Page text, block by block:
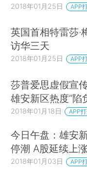
2018年01月25日 APP
英国首相特雷莎·
访华三天
2018年01月25日 APP
莎普爱思虚假宣
雄安新区热度”
2018年01月18日 APP
今日午盘：雄安
停潮 A股延续上涨
2018年01月03日 APP